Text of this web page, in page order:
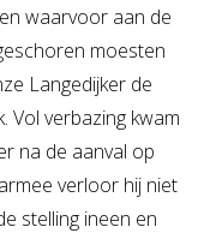
waarvoor aan de
moesten
Langedijker de
Vol verbazing kwam
na de aanval op
verloor hij niet
stelling ineen en